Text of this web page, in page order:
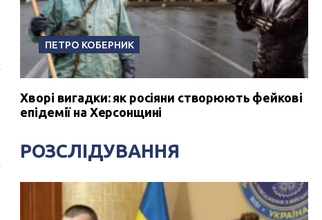
ПЕТРО КОБЕРНИК
Хворі вигадки: як росіяни створюють фейкові
епідемії на Херсонщині
РОЗСЛІДУВАННЯ